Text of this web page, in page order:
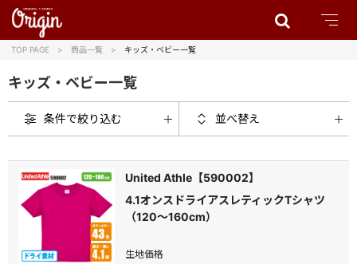
TOP PAGE 商品一覧 キッズ・ベビー一覧
キッズ・ベビー一覧
条件で絞り込む 並べ替え
United Athle【590002】
4.1オンスドライアスレティックTシャツ
（120～160cm）
生地価格